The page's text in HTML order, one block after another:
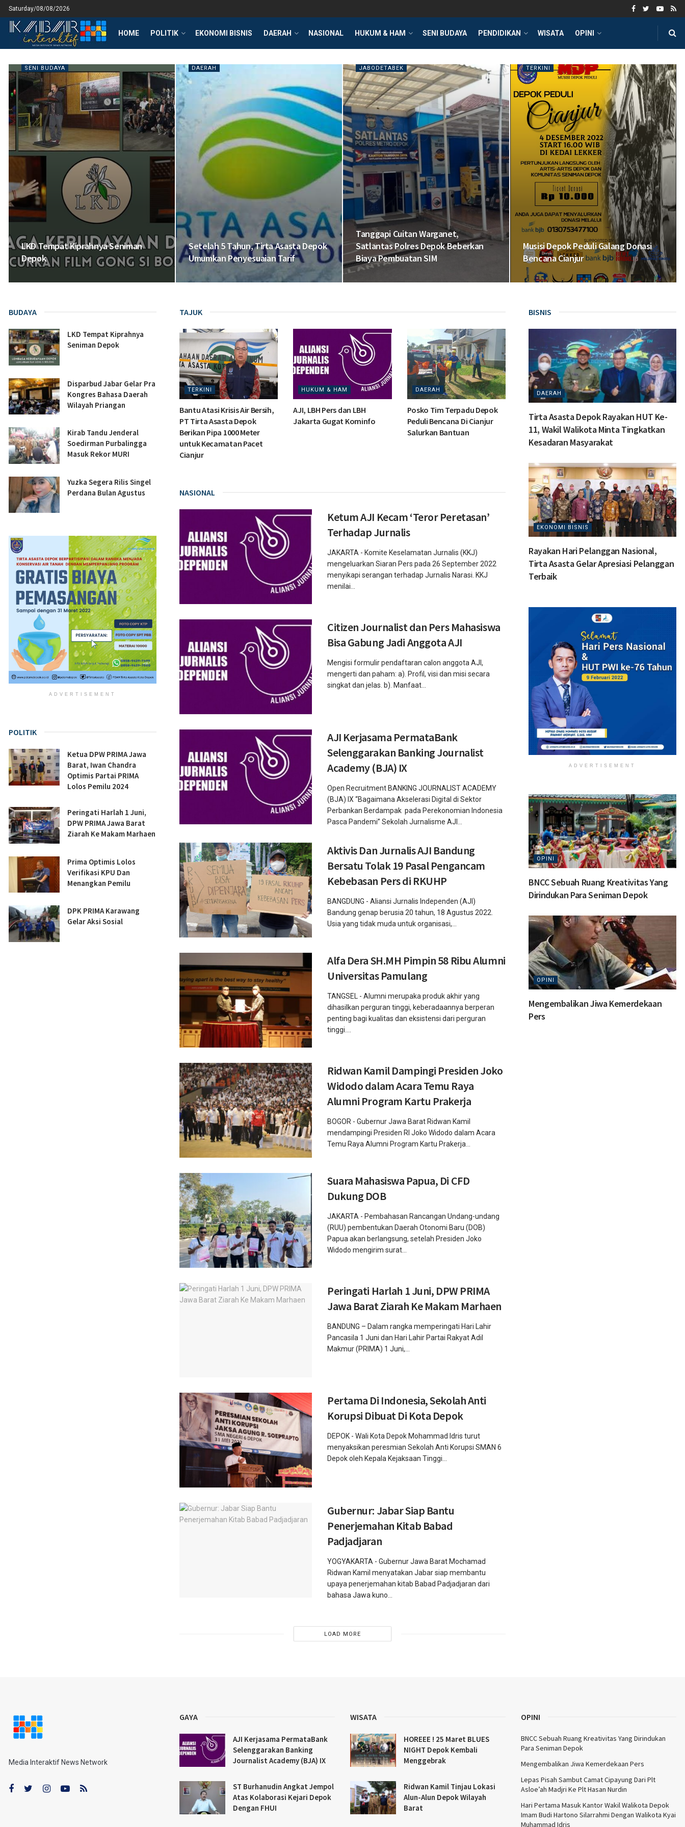
Saturday/08/08/2026
HOME POLITIK EKONOMI BISNIS DAERAH NASIONAL HUKUM & HAM SENI BUDAYA PENDIDIKAN WISATA OPINI
SENI BUDAYA
LKD Tempat Kiprahnya Seniman
Depok
DAERAH
Setelah 5 Tahun, Tirta Asasta Depok
Umumkan Penyesuaian Tarif
JABODETABEK
Tanggapi Cuitan Warganet,
Satlantas Polres Depok Beberkan
Biaya Pembuatan SIM
TERKINI
Musisi Depok Peduli Galang Donasi
Bencana Cianjur
TAJUK
TERKINI
Bantu Atasi Krisis Air Bersih,
PT Tirta Asasta Depok
Berikan Pipa 1000 Meter
untuk Kecamatan Pacet
Cianjur
HUKUM & HAM
AJI, LBH Pers dan LBH
Jakarta Gugat Kominfo
DAERAH
Posko Tim Terpadu Depok
Peduli Bencana Di Cianjur
Salurkan Bantuan
NASIONAL
Ketum AJI Kecam ‘Teror Peretasan’
Terhadap Jurnalis
JAKARTA - Komite Keselamatan Jurnalis (KKJ)
mengeluarkan Siaran Pers pada 26 September 2022
menyikapi serangan terhadap Jurnalis Narasi. KKJ
menilai...
Citizen Journalist dan Pers Mahasiswa
Bisa Gabung Jadi Anggota AJI
Mengisi formulir pendaftaran calon anggota AJI,
mengerti dan paham: a). Profil, visi dan misi secara
singkat dan jelas. b). Manfaat...
AJI Kerjasama PermataBank
Selenggarakan Banking Journalist
Academy (BJA) IX
Open Recruitment BANKING JOURNALIST ACADEMY
(BJA) IX “Bagaimana Akselerasi Digital di Sektor
Perbankan Berdampak pada Perekonomian Indonesia
Pasca Pandemi” Sekolah Jurnalisme AJI...
Aktivis Dan Jurnalis AJI Bandung
Bersatu Tolak 19 Pasal Pengancam
Kebebasan Pers di RKUHP
BANGDUNG - Aliansi Jurnalis Independen (AJI)
Bandung genap berusia 20 tahun, 18 Agustus 2022.
Usia yang tidak muda untuk organisasi,...
Alfa Dera SH.MH Pimpin 58 Ribu Alumni
Universitas Pamulang
TANGSEL - Alumni merupaka produk akhir yang
dihasilkan perguran tinggi, keberadaannya berperan
penting bagi kualitas dan eksistensi dari perguran
tinggi....
Ridwan Kamil Dampingi Presiden Joko
Widodo dalam Acara Temu Raya
Alumni Program Kartu Prakerja
BOGOR - Gubernur Jawa Barat Ridwan Kamil
mendampingi Presiden RI Joko Widodo dalam Acara
Temu Raya Alumni Program Kartu Prakerja...
Suara Mahasiswa Papua, Di CFD
Dukung DOB
JAKARTA - Pembahasan Rancangan Undang-undang
(RUU) pembentukan Daerah Otonomi Baru (DOB)
Papua akan berlangsung, setelah Presiden Joko
Widodo mengirim surat...
Peringati Harlah 1 Juni, DPW PRIMA
Jawa Barat Ziarah Ke Makam Marhaen
BANDUNG – Dalam rangka memperingati Hari Lahir
Pancasila 1 Juni dan Hari Lahir Partai Rakyat Adil
Makmur (PRIMA) 1 Juni,...
Pertama Di Indonesia, Sekolah Anti
Korupsi Dibuat Di Kota Depok
DEPOK - Wali Kota Depok Mohammad Idris turut
menyaksikan peresmian Sekolah Anti Korupsi SMAN 6
Depok oleh Kepala Kejaksaan Tinggi...
Gubernur: Jabar Siap Bantu
Penerjemahan Kitab Babad
Padjadjaran
YOGYAKARTA - Gubernur Jawa Barat Mochamad
Ridwan Kamil menyatakan Jabar siap membantu
upaya penerjemahan kitab Babad Padjadjaran dari
bahasa Jawa kuno...
LOAD MORE
BUDAYA
LKD Tempat Kiprahnya
Seniman Depok
Disparbud Jabar Gelar Pra
Kongres Bahasa Daerah
Wilayah Priangan
Kirab Tandu Jenderal
Soedirman Purbalingga
Masuk Rekor MURI
Yuzka Segera Rilis Singel
Perdana Bulan Agustus
ADVERTISEMENT
POLITIK
Ketua DPW PRIMA Jawa
Barat, Iwan Chandra
Optimis Partai PRIMA
Lolos Pemilu 2024
Peringati Harlah 1 Juni,
DPW PRIMA Jawa Barat
Ziarah Ke Makam Marhaen
Prima Optimis Lolos
Verifikasi KPU Dan
Menangkan Pemilu
DPK PRIMA Karawang
Gelar Aksi Sosial
BISNIS
DAERAH
Tirta Asasta Depok Rayakan HUT Ke-
11, Wakil Walikota Minta Tingkatkan
Kesadaran Masyarakat
EKONOMI BISNIS
Rayakan Hari Pelanggan Nasional,
Tirta Asasta Gelar Apresiasi Pelanggan
Terbaik
ADVERTISEMENT
OPINI
BNCC Sebuah Ruang Kreativitas Yang
Dirindukan Para Seniman Depok
OPINI
Mengembalikan Jiwa Kemerdekaan
Pers
Media Interaktif News Network
GAYA
AJI Kerjasama PermataBank
Selenggarakan Banking
Journalist Academy (BJA) IX
ST Burhanudin Angkat Jempol
Atas Kolaborasi Kejari Depok
Dengan FHUI
WISATA
HOREEE ! 25 Maret BLUES
NIGHT Depok Kembali
Menggebrak
Ridwan Kamil Tinjau Lokasi
Alun-Alun Depok Wilayah
Barat
OPINI
BNCC Sebuah Ruang Kreativitas Yang Dirindukan
Para Seniman Depok
Mengembalikan Jiwa Kemerdekaan Pers
Lepas Pisah Sambut Camat Cipayung Dari Plt
Asloe’ah Madjri Ke Plt Hasan Nurdin
Hari Pertama Masuk Kantor Wakil Walikota Depok
Imam Budi Hartono Silarrahmi Dengan Walikota Kyai
Muhammad Idris